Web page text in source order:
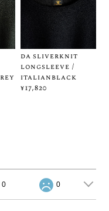
da sliverknit
longsleeve /
italianblack
¥17,820
0 0